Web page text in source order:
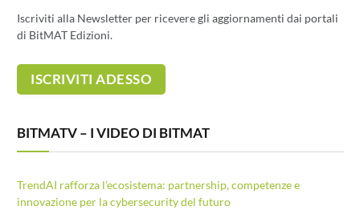
Iscriviti alla Newsletter per ricevere gli aggiornamenti dai portali
di BitMAT Edizioni.
BITMATV – I VIDEO DI BITMAT
TrendAI rafforza l’ecosistema: partnership, competenze e
innovazione per la cybersecurity del futuro